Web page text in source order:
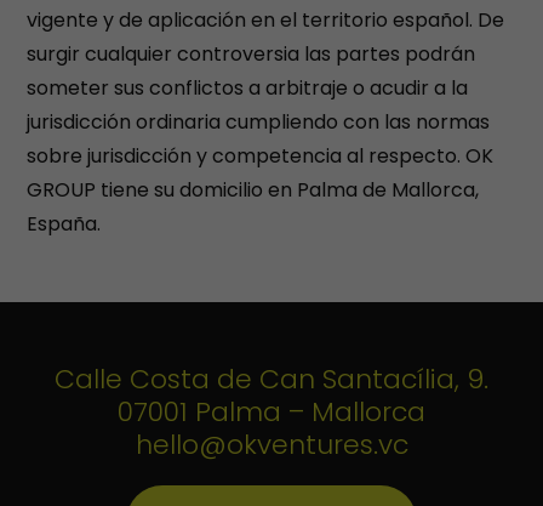
vigente y de aplicación en el territorio español. De
surgir cualquier controversia las partes podrán
someter sus conflictos a arbitraje o acudir a la
jurisdicción ordinaria cumpliendo con las normas
sobre jurisdicción y competencia al respecto. OK
GROUP tiene su domicilio en Palma de Mallorca,
España.
Calle Costa de Can Santacília, 9.
07001 Palma – Mallorca
hello@okventures.vc